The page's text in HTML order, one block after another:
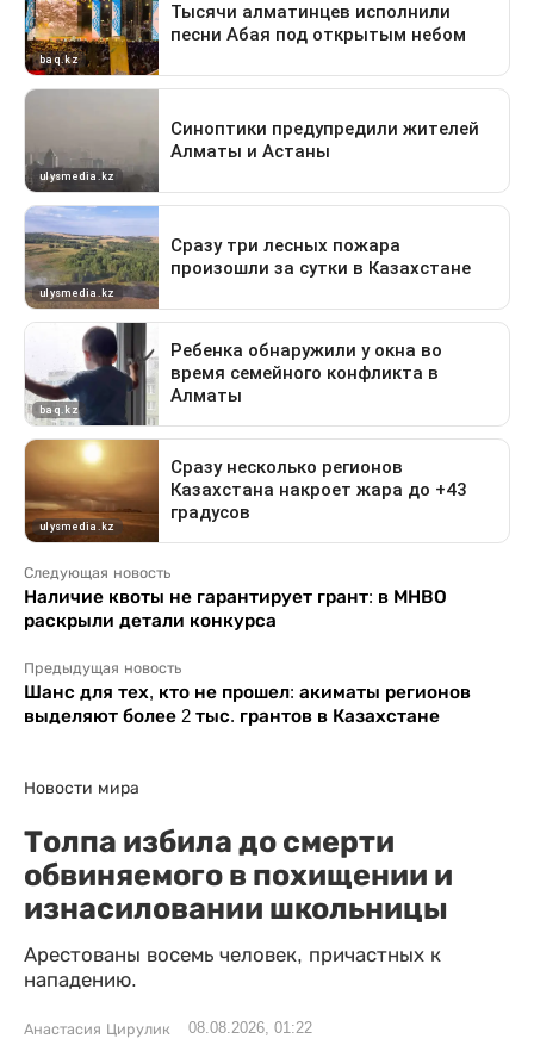
Следующая новость
Наличие квоты не гарантирует грант: в МНВО
раскрыли детали конкурса
Предыдущая новость
Шанс для тех, кто не прошел: акиматы регионов
выделяют более 2 тыс. грантов в Казахстане
Новости мира
Толпа избила до смерти
обвиняемого в похищении и
изнасиловании школьницы
Арестованы восемь человек, причастных к
нападению.
Анастасия Цирулик 08.08.2026, 01:22